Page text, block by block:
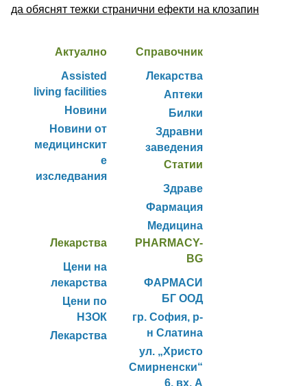
да обяснят тежки странични ефекти на клозапин
Актуално
Assisted
living facilities
Новини
Новини от
медицинскит
е
изследвания
Справочник
Лекарства
Аптеки
Билки
Здравни
заведения
Статии
Здраве
Фармация
Медицина
Лекарства
Цени на
лекарства
Цени по
НЗОК
Лекарства
PHARMACY-
BG
ФАРМАСИ
БГ ООД
гр. София, р-
н Слатина
ул. „Христо
Смирненски“
6, вх. А